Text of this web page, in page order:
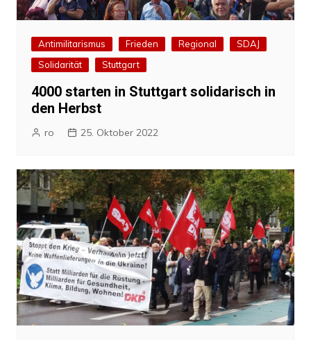
Antimilitarismus Frieden Regional
SDAJ
Solidarität
Stuttgart
4000 starten in Stuttgart solidarisch in
den Herbst
ro 25. Oktober 2022